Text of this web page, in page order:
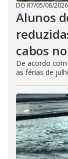
DO R7/05/08/2026
Alunos
cabos
De acordo
as férias de